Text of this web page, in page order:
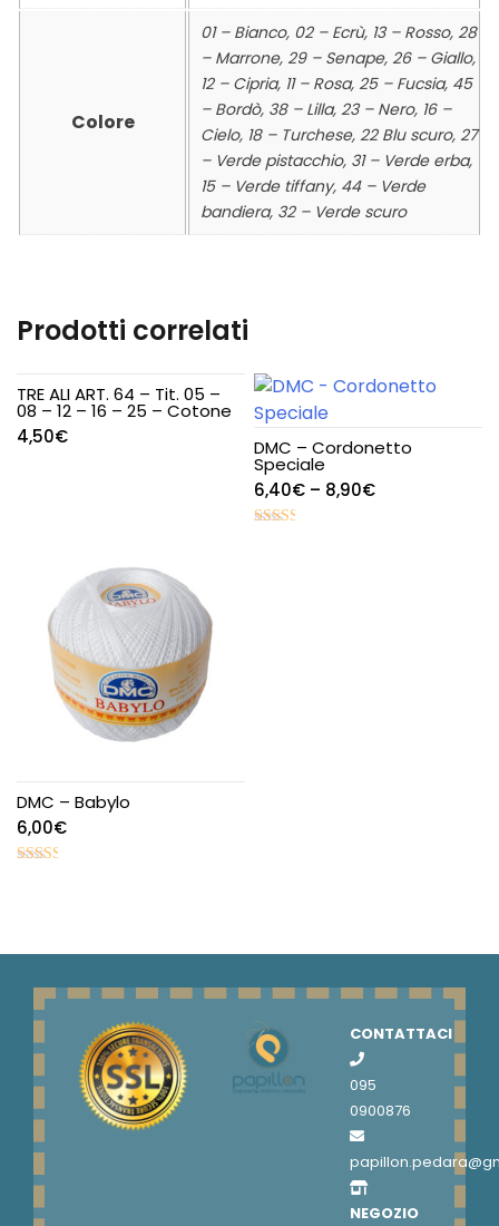
Colore
01 – Bianco, 02 – Ecrù, 13 – Rosso, 28
– Marrone, 29 – Senape, 26 – Giallo,
12 – Cipria, 11 – Rosa, 25 – Fucsia, 45
– Bordò, 38 – Lilla, 23 – Nero, 16 –
Cielo, 18 – Turchese, 22 Blu scuro, 27
– Verde pistacchio, 31 – Verde erba,
15 – Verde tiffany, 44 – Verde
bandiera, 32 – Verde scuro
Prodotti correlati
TRE ALI ART. 64 – Tit. 05 –
08 – 12 – 16 – 25 – Cotone
4,50€ DMC – Cordonetto
Speciale
6,40€ – 8,90€
DMC – Babylo
6,00€
CONTATTACI
095
0900876
NEGOZIO